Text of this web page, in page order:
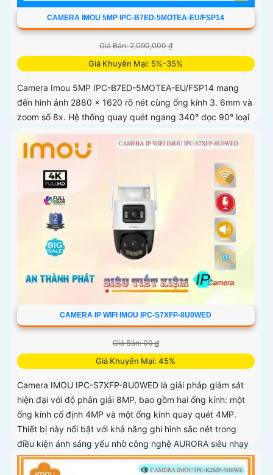
CAMERA IMOU 5MP IPC-B7ED-5MOTEA-EU/FSP14
Giá Bán: 2,090,000 ₫
Giá Khuyến Mại: 5%-35%
Camera Imou 5MP IPC-B7ED-5MOTEA-EU/FSP14 mang
đến hình ảnh 2880 x 1620 rõ nét cùng ống kính 3. 6mm và
zoom số 8x. Hệ thống quay quét ngang 340° dọc 90° loại
bỏ điểm mù
CAMERA IP WIFI IMOU IPC-S7XFP-8U0WED
Giá Bán: 00 ₫
Giá Khuyến Mại: 45%
Camera IMOU IPC-S7XFP-8U0WED là giải pháp giám sát
hiện đại với độ phân giải 8MP, bao gồm hai ống kính: một
ống kính cố định 4MP và một ống kính quay quét 4MP.
Thiết bị này nổi bật với khả năng ghi hình sắc nét trong
điều kiện ánh sáng yếu nhờ công nghệ AURORA siêu nhạy
sáng